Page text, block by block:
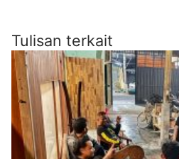
Tulisan terkait